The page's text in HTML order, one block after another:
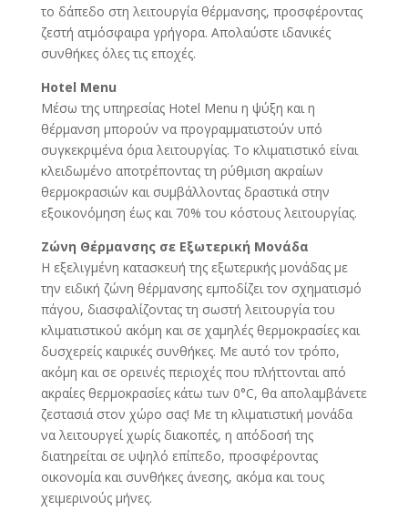
το δάπεδο στη λειτουργία θέρμανσης, προσφέροντας
ζεστή ατμόσφαιρα γρήγορα. Απολαύστε ιδανικές
συνθήκες όλες τις εποχές.
Hotel Menu
Μέσω της υπηρεσίας Hotel Menu η ψύξη και η
θέρμανση μπορούν να προγραμματιστούν υπό
συγκεκριμένα όρια λειτουργίας. Το κλιματιστικό είναι
κλειδωμένο αποτρέποντας τη ρύθμιση ακραίων
θερμοκρασιών και συμβάλλοντας δραστικά στην
εξοικονόμηση έως και 70% του κόστους λειτουργίας.
Ζώνη Θέρμανσης σε Εξωτερική Μονάδα
Η εξελιγμένη κατασκευή της εξωτερικής μονάδας με
την ειδική ζώνη θέρμανσης εμποδίζει τον σχηματισμό
πάγου, διασφαλίζοντας τη σωστή λειτουργία του
κλιματιστικού ακόμη και σε χαμηλές θερμοκρασίες και
δυσχερείς καιρικές συνθήκες. Με αυτό τον τρόπο,
ακόμη και σε ορεινές περιοχές που πλήττονται από
ακραίες θερμοκρασίες κάτω των 0°C, θα απολαμβάνετε
ζεστασιά στον χώρο σας! Με τη κλιματιστική μονάδα
να λειτουργεί χωρίς διακοπές, η απόδοσή της
διατηρείται σε υψηλό επίπεδο, προσφέροντας
οικονομία και συνθήκες άνεσης, ακόμα και τους
χειμερινούς μήνες.